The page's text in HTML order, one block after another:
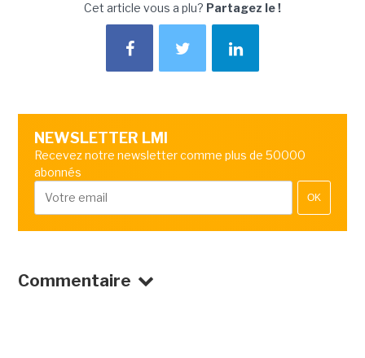
Cet article vous a plu? Partagez le !
NEWSLETTER LMI
Recevez notre newsletter comme plus de 50000
abonnés
OK
Commentaire